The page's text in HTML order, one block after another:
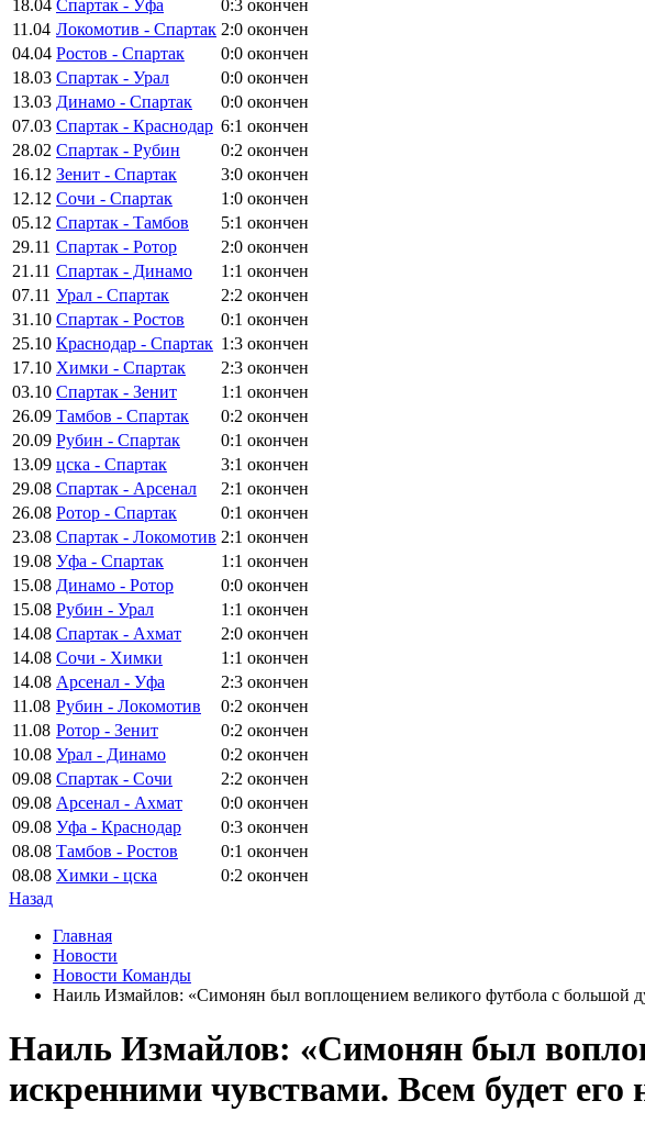
18.04 Спартак - Уфа 0:3 окончен
11.04 Локомотив - Спартак 2:0 окончен
04.04 Ростов - Спартак 0:0 окончен
18.03 Спартак - Урал 0:0 окончен
13.03 Динамо - Спартак 0:0 окончен
07.03 Спартак - Краснодар 6:1 окончен
28.02 Спартак - Рубин 0:2 окончен
16.12 Зенит - Спартак 3:0 окончен
12.12 Сочи - Спартак 1:0 окончен
05.12 Спартак - Тамбов 5:1 окончен
29.11 Спартак - Ротор 2:0 окончен
21.11 Спартак - Динамо 1:1 окончен
07.11 Урал - Спартак 2:2 окончен
31.10 Спартак - Ростов 0:1 окончен
25.10 Краснодар - Спартак 1:3 окончен
17.10 Химки - Спартак 2:3 окончен
03.10 Спартак - Зенит 1:1 окончен
26.09 Тамбов - Спартак 0:2 окончен
20.09 Рубин - Спартак 0:1 окончен
13.09 цска - Спартак 3:1 окончен
29.08 Спартак - Арсенал 2:1 окончен
26.08 Ротор - Спартак 0:1 окончен
23.08 Спартак - Локомотив 2:1 окончен
19.08 Уфа - Спартак 1:1 окончен
15.08 Динамо - Ротор 0:0 окончен
15.08 Рубин - Урал 1:1 окончен
14.08 Спартак - Ахмат 2:0 окончен
14.08 Сочи - Химки 1:1 окончен
14.08 Арсенал - Уфа 2:3 окончен
11.08 Рубин - Локомотив 0:2 окончен
11.08 Ротор - Зенит 0:2 окончен
10.08 Урал - Динамо 0:2 окончен
09.08 Спартак - Сочи 2:2 окончен
09.08 Арсенал - Ахмат 0:0 окончен
09.08 Уфа - Краснодар 0:3 окончен
08.08 Тамбов - Ростов 0:1 окончен
08.08 Химки - цска 0:2 окончен
Назад
Главная
Новости
Новости Команды
Наиль Измайлов: «Симонян был воплощением великого футбола с большой
Наиль Измайлов: «Симонян был
искренними чувствами. Всем будет его